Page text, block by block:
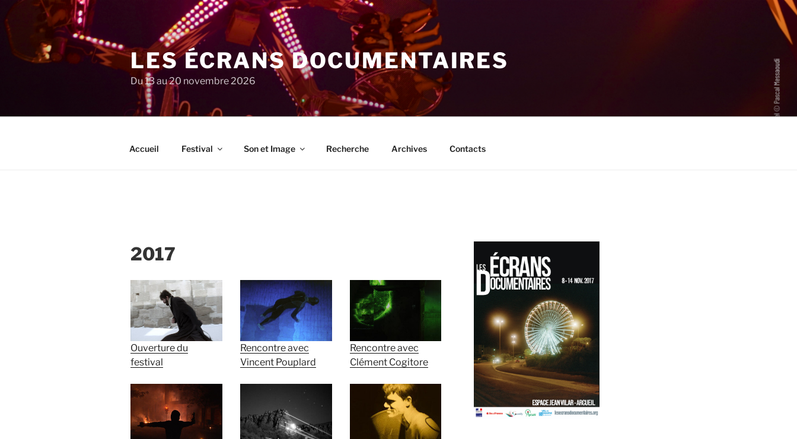
au
contenu
principal
LES ÉCRANS DOCUMENTAIRES
Du 13 au 20 novembre 2026
Accueil Festival Son et Image Recherche Archives Contacts
2017
Ouverture du
festival
Rencontre avec
Vincent Pouplard
Rencontre avec
Clément Cogitore